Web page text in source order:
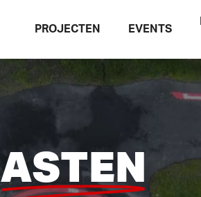
PROJECTEN EVENTS
ASTEN